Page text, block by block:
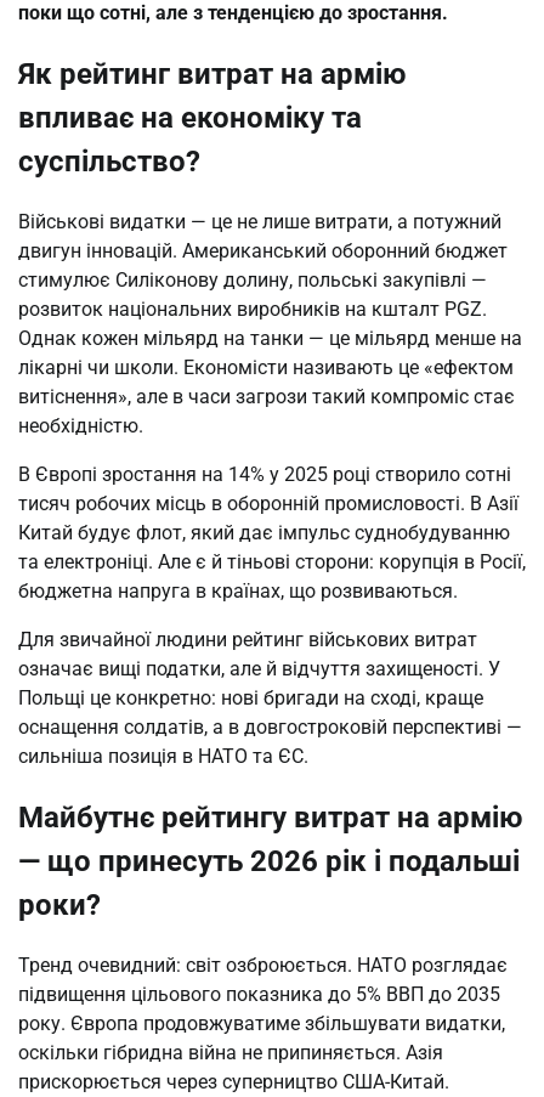
поки що сотні, але з тенденцією до зростання.
Як рейтинг витрат на армію
впливає на економіку та
суспільство?
Військові видатки — це не лише витрати, а потужний
двигун інновацій. Американський оборонний бюджет
стимулює Силіконову долину, польські закупівлі —
розвиток національних виробників на кшталт PGZ.
Однак кожен мільярд на танки — це мільярд менше на
лікарні чи школи. Економісти називають це «ефектом
витіснення», але в часи загрози такий компроміс стає
необхідністю.
В Європі зростання на 14% у 2025 році створило сотні
тисяч робочих місць в оборонній промисловості. В Азії
Китай будує флот, який дає імпульс суднобудуванню
та електроніці. Але є й тіньові сторони: корупція в Росії,
бюджетна напруга в країнах, що розвиваються.
Для звичайної людини рейтинг військових витрат
означає вищі податки, але й відчуття захищеності. У
Польщі це конкретно: нові бригади на сході, краще
оснащення солдатів, а в довгостроковій перспективі —
сильніша позиція в НАТО та ЄС.
Майбутнє рейтингу витрат на армію
— що принесуть 2026 рік і подальші
роки?
Тренд очевидний: світ озброюється. НАТО розглядає
підвищення цільового показника до 5% ВВП до 2035
року. Європа продовжуватиме збільшувати видатки,
оскільки гібридна війна не припиняється. Азія
прискорюється через суперництво США-Китай.